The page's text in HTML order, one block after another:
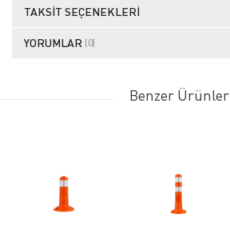
TAKSIT SEÇENEKLERI
YORUMLAR (0)
Benzer Ürünler